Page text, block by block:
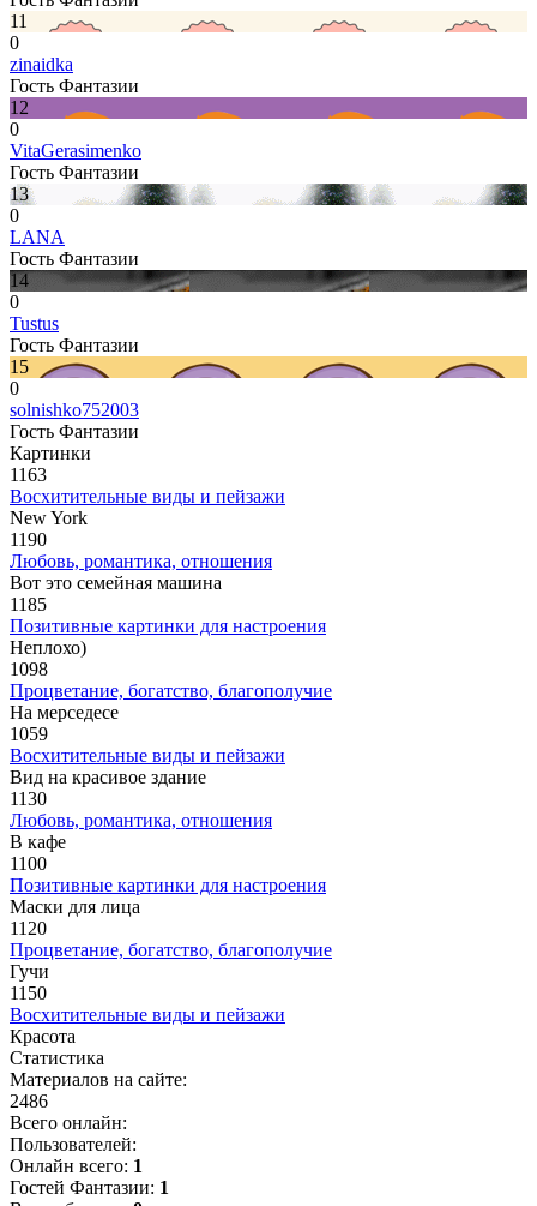
11
0
zinaidka
Гость Фантазии
12
0
VitaGerasimenko
Гость Фантазии
13
0
LANA
Гость Фантазии
14
0
Tustus
Гость Фантазии
15
0
solnishko752003
Гость Фантазии
Картинки
1163
Восхитительные виды и пейзажи
New York
1190
Любовь, романтика, отношения
Вот это семейная машина
1185
Позитивные картинки для настроения
Неплохо)
1098
Процветание, богатство, благополучие
На мерседесе
1059
Восхитительные виды и пейзажи
Вид на красивое здание
1130
Любовь, романтика, отношения
В кафе
1100
Позитивные картинки для настроения
Маски для лица
1120
Процветание, богатство, благополучие
Гучи
1150
Восхитительные виды и пейзажи
Красота
Статистика
Материалов на сайте:
2486
Всего онлайн:
Пользователей:
Онлайн всего: 1
Гостей Фантазии: 1